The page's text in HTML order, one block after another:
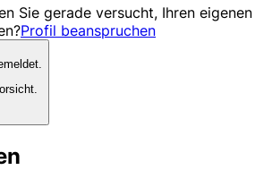
Sie gerade versucht, Ihren eigenen
Profil beanspruchen